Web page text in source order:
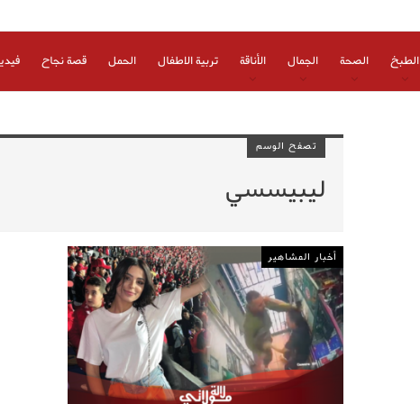
الطبخ الصحة الجمال الأناقة تربية الاطفال الحمل قصة نجاح
تصفح الوسم
ليبيسسي
أخبار المشاهير